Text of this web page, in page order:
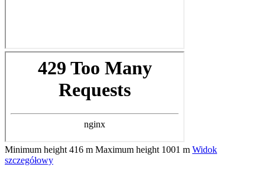
Minimum height 416 m Maximum height 1001 m Widok
szczegółowy